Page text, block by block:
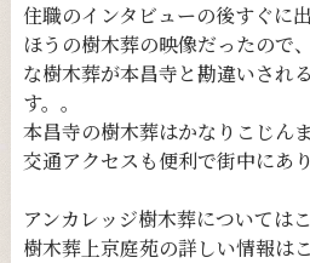
住職のインタビューの後すぐに
ほうの樹木葬の映像だったので
な樹木葬が本昌寺と勘違いされ
す。。
本昌寺の樹木葬はかなりこじん
交通アクセスも便利で街中にあ
アンカレッジ樹木葬については
樹木葬上京庭苑の詳しい情報は